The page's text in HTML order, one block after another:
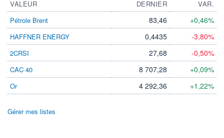
VALEUR DERNIER
VAR.
Pétrole Brent
83,46 +0,46%
HAFFNER ENERGY 0,4435 -3,80%
2CRSI 27,68 -0,50%
CAC 40 8 707,28 +0,09%
Or 4 292,36 +1,22%
Gérer mes listes